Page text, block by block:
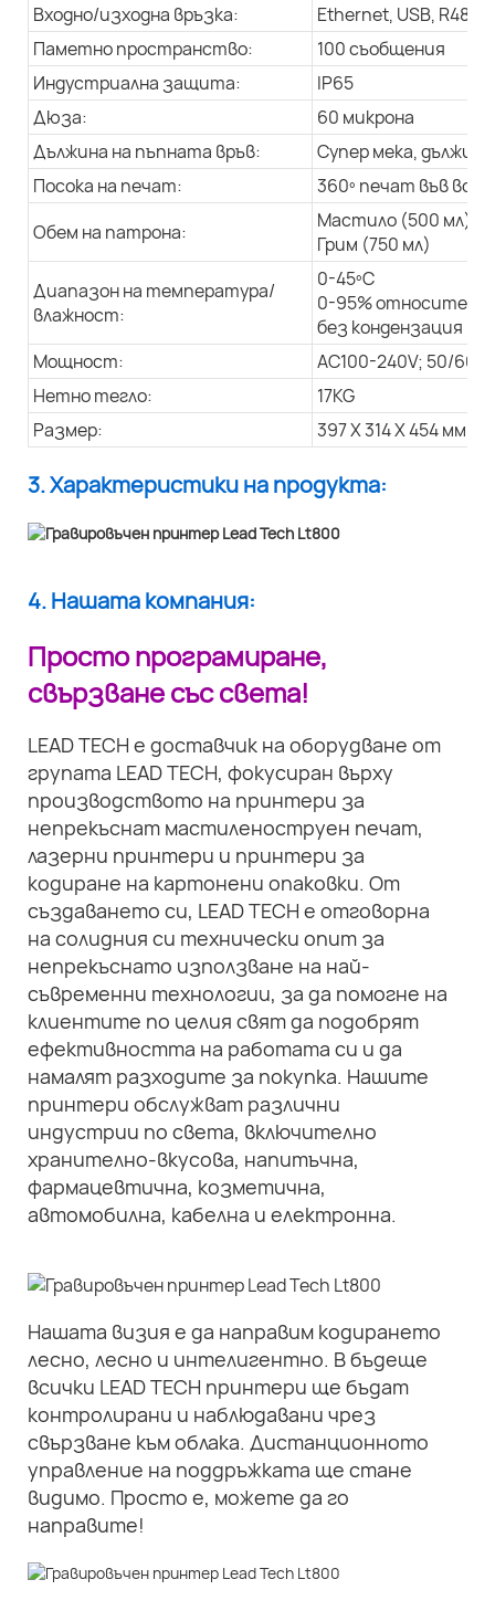
Входно/изходна връзка:
Ethernet, USB, R485
Паметно пространство:
100 съобщения
Индустриална защита:
IP65
Дюза:
60 микрона
Дължина на пъпната връв:
Супер мека,
Посока на печат:
360º печат във
Обем на патрона:
Мастило (500 мл)
Грим (750 мл)
Диапазон на температура/
влажност:
0-45ºC
0-95%
без кондензация
Мощност:
AC100-240V; 50/
Нетно тегло:
17KG
Размер:
397 X 314 X 454 мм
3. Характеристики на продукта:
4. Нашата компания:
Просто програмиране,
свързване със света!
LEAD TECH е доставчик на оборудване от
групата LEAD TECH, фокусиран върху
производството на принтери за
непрекъснат мастиленоструен печат,
лазерни принтери и принтери за
кодиране на картонени опаковки. От
създаването си, LEAD TECH е отговорна
на солидния си технически опит за
непрекъснато използване на най-
съвременни технологии, за да помогне на
клиентите по целия свят да подобрят
ефективността на работата си и да
намалят разходите за покупка. Нашите
принтери обслужват различни
индустрии по света, включително
хранително-вкусова, напитъчна,
фармацевтична, козметична,
автомобилна, кабелна и електронна.
Нашата визия е да направим кодирането
лесно, лесно и интелигентно. В бъдеще
всички LEAD TECH принтери ще бъдат
контролирани и наблюдавани чрез
свързване към облака. Дистанционното
управление на поддръжката ще стане
видимо. Просто е, можете да го
направите!